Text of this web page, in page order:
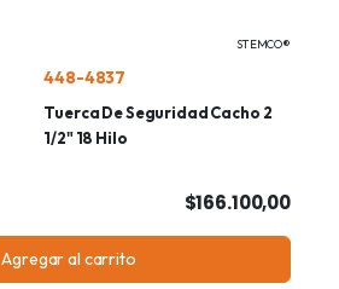
STEMCO®
448-4837
Tuerca De Seguridad Cacho 2
1/2" 18 Hilo
$166.100,00
Agregar al carrito